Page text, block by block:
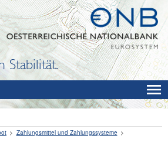
Stabilität.
Zahlungsmittel und Zahlungssysteme